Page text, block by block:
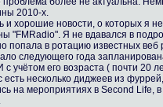
2010-х.
и хорошие новости, о которых я
"FMRadio". Я не вдавался в
попала в ротацию известных
следующего года
с учётом его возраста ( почти 20
есть несколько диджеев из
на мероприятиях в Second Life,